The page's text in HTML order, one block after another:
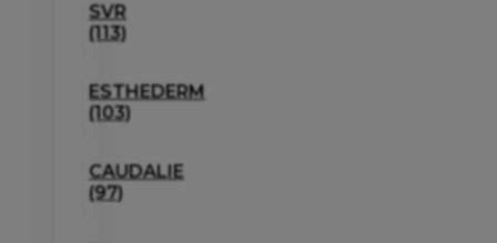
SVR
(113)
ESTHEDERM
(103)
CAUDALIE
(97)